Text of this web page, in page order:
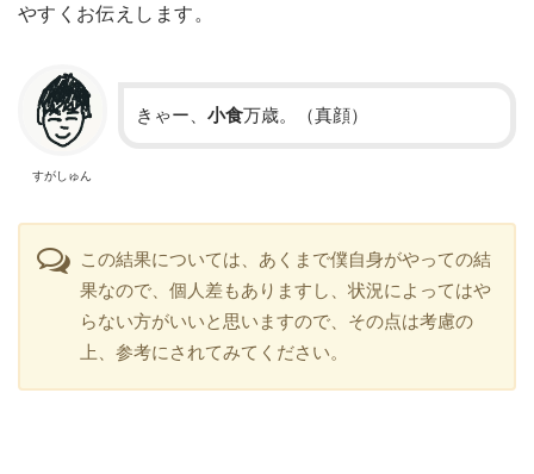
やすくお伝えします。
すがしゅん
きゃー、 小食万歳。（真顔）
この結果については、あくまで僕自身がやっての結
果なので、個人差もありますし、状況によってはや
らない方がいいと思いますので、その点は考慮の
上、参考にされてみてください。